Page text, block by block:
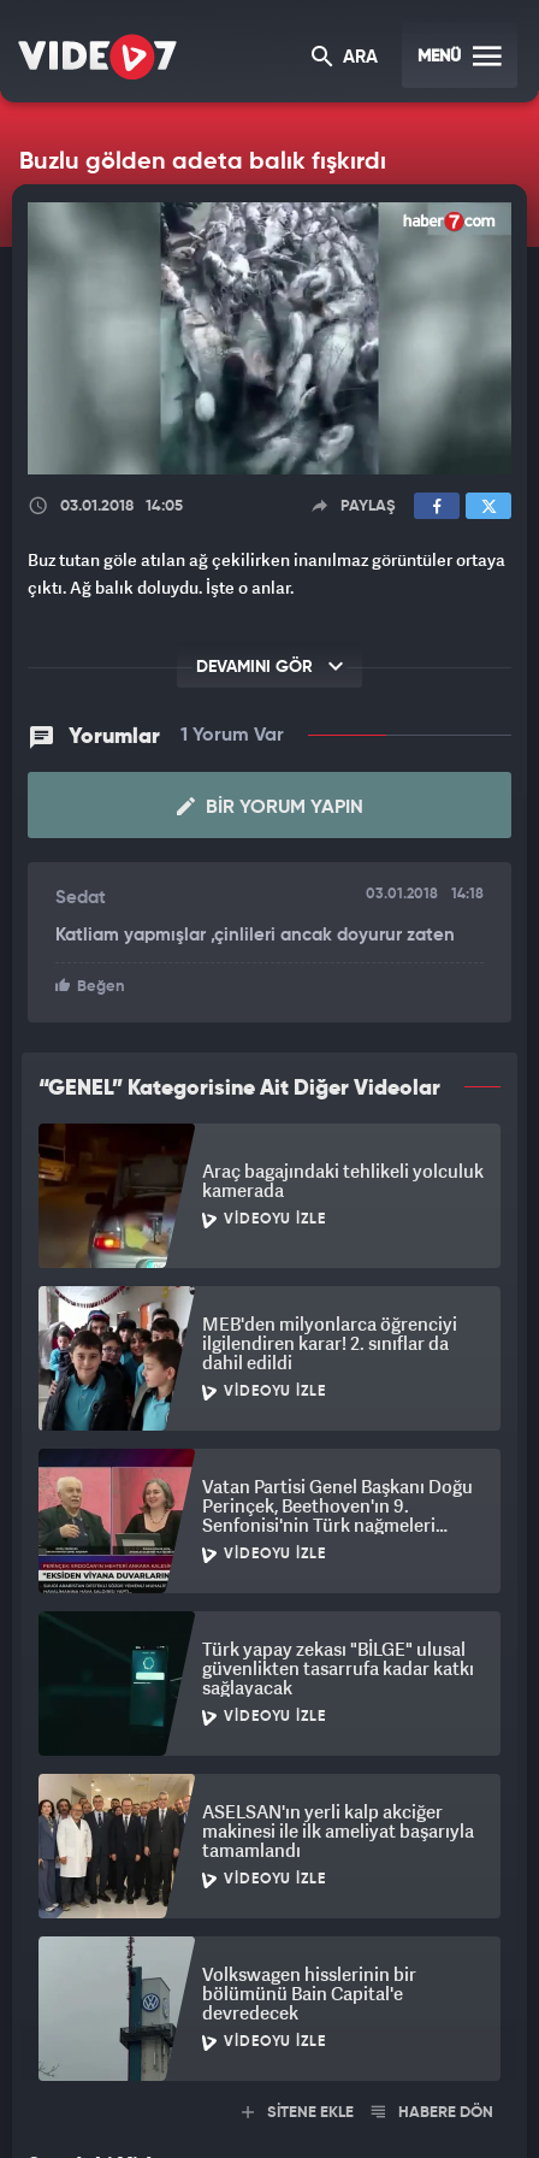
ARA MENÜ
Buzlu gölden adeta balık fışkırdı
03.01.2018 14:05 PAYLAŞ
Buz tutan göle atılan ağ çekilirken inanılmaz görüntüler ortaya
çıktı. Ağ balık doluydu. İşte o anlar.
DEVAMINI GÖR
Yorumlar 1 Yorum Var
BIR YORUM YAPIN
Sedat 03.01.2018 14:18
Katliam yapmışlar ,çinlileri ancak doyurur zaten
Beğen
“GENEL” Kategorisine Ait Diğer Videolar
Araç bagajındaki tehlikeli yolculuk
kamerada
VIDEOYU İZLE
MEB'den milyonlarca öğrenciyi
ilgilendiren karar! 2. sınıflar da
dahil edildi
VIDEOYU İZLE
Vatan Partisi Genel Başkanı Doğu
Perinçek, Beethoven'ın 9.
Senfonisi'nin Türk nağmeleri
taşığını iddia etti
VIDEOYU İZLE
Türk yapay zekası "BİLGE" ulusal
güvenlikten tasarrufa kadar katkı
sağlayacak
VIDEOYU İZLE
ASELSAN'ın yerli kalp akciğer
makinesi ile ilk ameliyat başarıyla
tamamlandı
VIDEOYU İZLE
Volkswagen hisslerinin bir
bölümünü Bain Capital'e
devredecek
VIDEOYU İZLE
SİTENE EKLE HABERE DÖN